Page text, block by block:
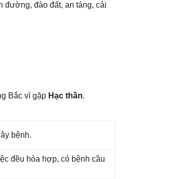
đường, đào đất, an táng, cải
Bắc vì ɡặp Hạc thần.
bệnh.
đều hòa hợp, có bệnh cầu